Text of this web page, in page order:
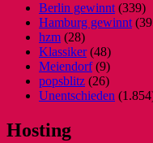
Berlin gewinnt (339)
Hamburg gewinnt
hzm (28)
Klassiker(48)
Meiendorf(9)
popsblitz (26)
Unentschieden
Hosting